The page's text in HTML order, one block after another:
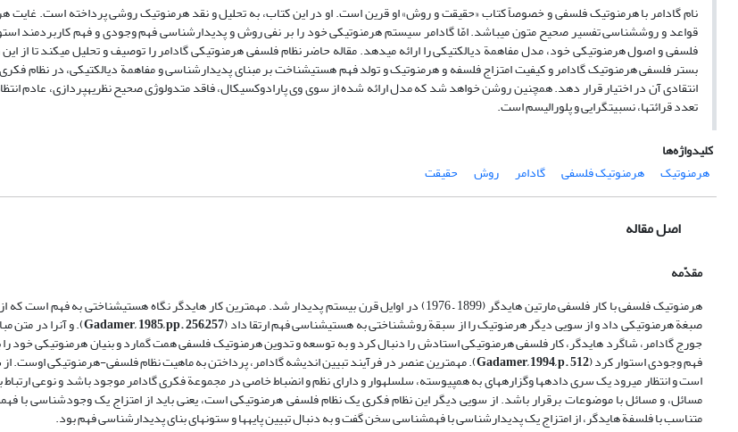
نام گادامر با هرمنوتیک فلسفی و خصوصاً کتاب «حقیقت و روش» او قرین است. او در این کتاب، به تحلیل و نقد هرمنوتیک روشی پرداخته است. غایت
قواعد و روش‏شناسی تفسیر صحیح متون می‏باشد. امّا گادامر سیستم هرمنوتیکی خود را بر نفی روش و پدیدارشناسی فهم وجودی و فهم کاربردمند
فلسفی و اصول هرمنوتیکی خود، مدل مفاهمة دیالکتیکی را ارائه می‏دهد. مقاله حاضر نظام فلسفی هرمنوتیکی گادامر را توصیف و تحلیل می‏کند تا از این
بستر فلسفی هرمنوتیک گادامر و کیفیت امتزاج فلسفه و هرمنوتیک و تولد فهم هستی‏شناخت بر مبنای پدیدارشناسی و مفاهمة دیالکتیکی، در نظام
انتقادی آن در اختیار قرار دهد. همچنین روشن خواهد شد که مدل ارائه شده از سوی وی پارادوکسیکال، فاقد متدولوژی صحیح نظریه‏پردازی، عادم
تعدد قرائت‏ها، نسبیت‏گرایی و پلورالیسم است.
کلیدواژه‌ها
هرمنوتیک
هرمنوتیک فلسفی گادامر روش حقیقت
اصل مقاله
مقدّمه
هرمنوتیک فلسفی با کار فلسفی مارتین هایدگر (1899 – 1976) در اوایل قرن بیستم پدیدار شد. مهم‏ترین کار هایدگر نگاه هستی‏شناختی
صبغة هرمنوتیکی داد و از سویی دیگر هرمنوتیک را از سبقة روش­شناختی به هستی‏شناسی فهم ارتقا داد (Gadamer, 1985, pp. 256,257). و آن­را در متن
جورج گادامر، شاگرد هایدگر، کار فلسفی هرمنوتیکی استادش را دنبال کرد و به توسعه و تدوین هرمنوتیک فلسفی همت گمارد و بنیان هرمنوتیکی خود
فهم وجودی استوار کرد (Gadamer, 1994, p. 512). مهم‏ترین عنصر در فرآیند تبیین اندیشه گادامر، پرداختن به ماهیت نظام فلسفی‏-هرمنوتیکی اوست.
است و انتظار می­رود یک سری داده­ها وگزاره­های به هم­پیوسته، سلسله­وار و دارای نظم و انضباط خاصی در مجموعة فکری گادامر موجود باشد و نوعی
مسائل، و مسائل با موضوعات برقرار باشد. از سویی دیگر این نظام فکری یک نظام فلسفی هرمنوتیکی است، یعنی باید از امتزاج یک وجودشناسی با
متناسب با فلسفة هایدگر، از امتزاج یک پدیدارشناسی با فهم‏شناسی سخن گفت و به دنبال تبیین پایه­ها و ستون­های بنای پدیدارشناسی فهم بود.